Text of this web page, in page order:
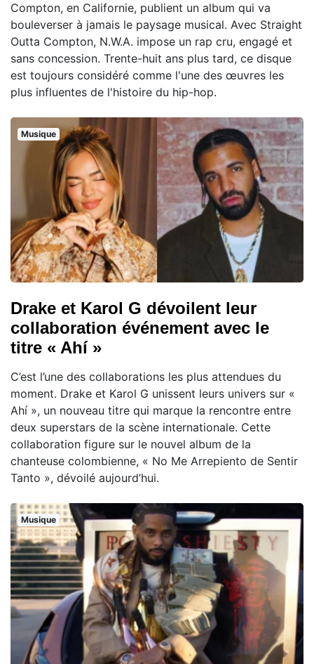
Compton, en Californie, publient un album qui va
bouleverser à jamais le paysage musical. Avec Straight
Outta Compton, N.W.A. impose un rap cru, engagé et
sans concession. Trente-huit ans plus tard, ce disque
est toujours considéré comme l'une des œuvres les
plus influentes de l'histoire du hip-hop.
Musique
Drake et Karol G dévoilent leur
collaboration événement avec le
titre « Ahí »
C’est l’une des collaborations les plus attendues du
moment. Drake et Karol G unissent leurs univers sur «
Ahí », un nouveau titre qui marque la rencontre entre
deux superstars de la scène internationale. Cette
collaboration figure sur le nouvel album de la
chanteuse colombienne, « No Me Arrepiento de Sentir
Tanto », dévoilé aujourd’hui.
Musique